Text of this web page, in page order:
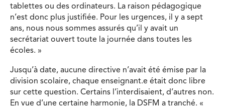
tablettes ou des ordinateurs. La raison pédagogique
n’est donc plus justifiée. Pour les urgences, il y a sept
ans, nous nous sommes assurés qu’il y avait un
secrétariat ouvert toute la journée dans toutes les
écoles. »
Jusqu’à date, aucune directive n’avait été émise par la
division scolaire, chaque enseignant.e était donc libre
sur cette question. Certains l’interdisaient, d’autres non.
En vue d’une certaine harmonie, la DSFM a tranché. «